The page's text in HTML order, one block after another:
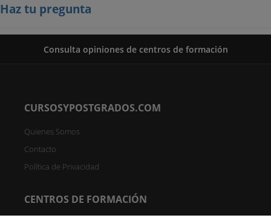
Haz tu pregunta
Consulta opiniones de centros de formación
CURSOSYPOSTGRADOS.COM
Quienes Somos
Contacto
Política de Privacidad
CENTROS DE FORMACIÓN